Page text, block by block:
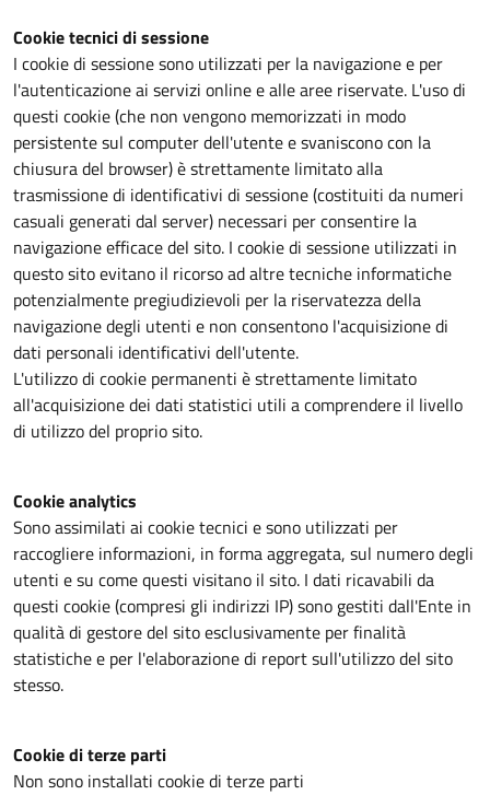
Cookie tecnici di sessione
I cookie di sessione sono utilizzati per la navigazione e per
l'autenticazione ai servizi online e alle aree riservate. L'uso di
questi cookie (che non vengono memorizzati in modo
persistente sul computer dell'utente e svaniscono con la
chiusura del browser) è strettamente limitato alla
trasmissione di identificativi di sessione (costituiti da numeri
casuali generati dal server) necessari per consentire la
navigazione efficace del sito. I cookie di sessione utilizzati in
questo sito evitano il ricorso ad altre tecniche informatiche
potenzialmente pregiudizievoli per la riservatezza della
navigazione degli utenti e non consentono l'acquisizione di
dati personali identificativi dell'utente.
L'utilizzo di cookie permanenti è strettamente limitato
all'acquisizione dei dati statistici utili a comprendere il livello
di utilizzo del proprio sito.
Cookie analytics
Sono assimilati ai cookie tecnici e sono utilizzati per
raccogliere informazioni, in forma aggregata, sul numero degli
utenti e su come questi visitano il sito. I dati ricavabili da
questi cookie (compresi gli indirizzi IP) sono gestiti dall'Ente in
qualità di gestore del sito esclusivamente per finalità
statistiche e per l'elaborazione di report sull'utilizzo del sito
stesso.
Cookie di terze parti
Non sono installati cookie di terze parti